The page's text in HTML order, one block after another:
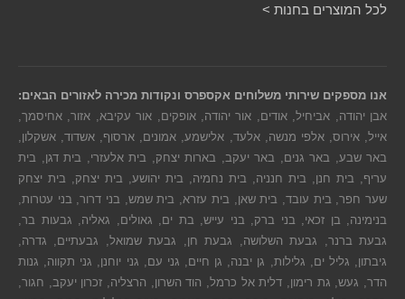
לכל המוצרים בחנות >
אנו מספקים שירותי משלוחים אקספרס ונקודות מכירה לאזורים הבאים:
אבן יהודה, אביחיל, אודים, אור יהודה, אופקים, אור עקיבא, אזור, אחיסמך,
אייל, אירוס, אלפי מנשה, אלעד, אלישמע, אמונים, ארסוף, אשדוד, אשקלון,
באר שבע, באר גנים, באר יעקב, בארות יצחק, בית אלעזרי, בית דגן, בית
עריף, בית חנן, בית חנניה, בית נחמיה, בית יהושע, בית יצחק, בית יצחק
שער חפר, בית עובד, בית שאן, בית עזרא, בית שמש, בני דרור, בני עטרות,
בנימינה, בן זכאי, בני ברק, בני עייש, בת ים, גאולים, גאליה, גבעות בר,
גבעת ברנר, גבעת השלושה, גבעת חן, גבעת שמואל, גבעתיים, גדרה,
גיבתון, גליל ים, גלילות, גן יבנה, גן חיים, גני עם, גני יוחנן, גני תקווה, גנות
הדר, געש, גת רימון, דלית אל כרמל, הוד השרון, הרצליה, זכרון יעקב, חגור,